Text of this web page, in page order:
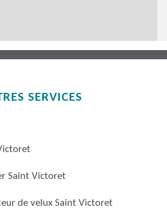
SERVICES
Saint Victoret
de velux Saint Victoret